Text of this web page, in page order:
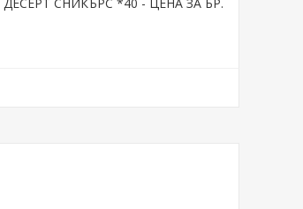
ДЕСЕРТ СНИКЪРС *40 - ЦЕНА ЗА БР.